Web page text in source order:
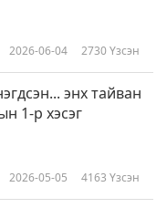
2026-06-04 2730Үзсэн
энх тайван
1-р хэсэг
2026-05-05 4163 Үзсэн